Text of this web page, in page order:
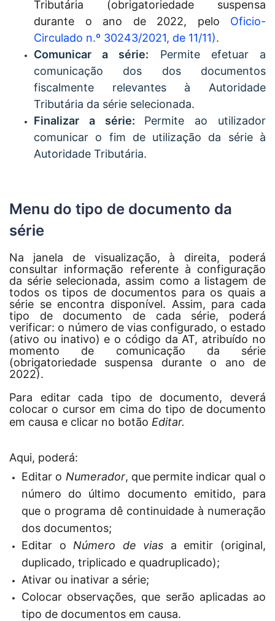
Tributária (obrigatoriedade suspensa
durante o ano de 2022, pelo Oficio-
Circulado n.º 30243/2021, de 11/11).
Comunicar a série: Permite efetuar a
comunicação dos dos documentos
fiscalmente relevantes à Autoridade
Tributária da série selecionada.
Finalizar a série: Permite ao utilizador
comunicar o fim de utilização da série à
Autoridade Tributária.
Menu do tipo de documento da
série
Na janela de visualização, à direita, poderá
consultar informação referente à configuração
da série selecionada, assim como a listagem de
todos os tipos de documentos para os quais a
série se encontra disponível. Assim, para cada
tipo de documento de cada série, poderá
verificar: o número de vias configurado, o estado
(ativo ou inativo) e o código da AT, atribuído no
momento de comunicação da série
(obrigatoriedade suspensa durante o ano de
2022).
Para editar cada tipo de documento, deverá
colocar o cursor em cima do tipo de documento
em causa e clicar no botão Editar.
Aqui, poderá:
Editar o Numerador, que permite indicar qual o
número do último documento emitido, para
que o programa dê continuidade à numeração
dos documentos;
Editar o Número de vias a emitir (original,
duplicado, triplicado e quadruplicado);
Ativar ou inativar a série;
Colocar observações, que serão aplicadas ao
tipo de documentos em causa.